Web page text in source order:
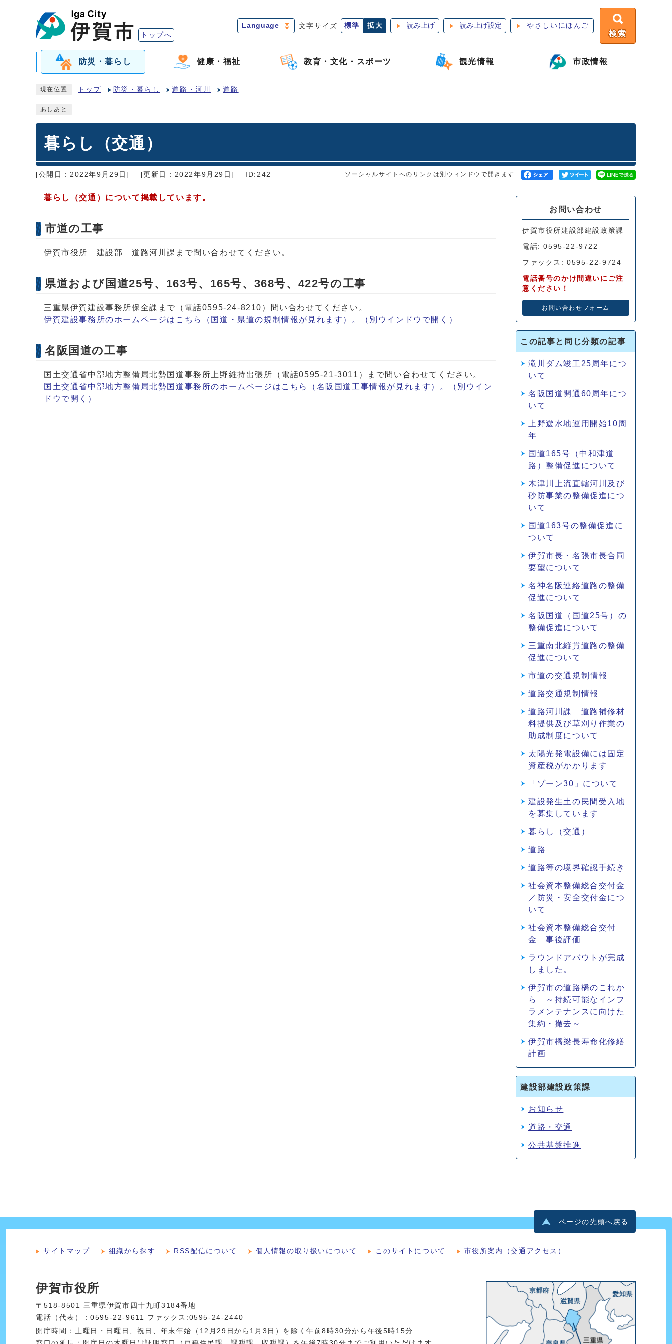
トップへ
Language 文字サイズ 標準 拡大 読み上げ 読み上げ設定 やさしいにほんご
検索
防災・暮らし 健康・福祉 教育・文化・スポーツ 観光情報 市政情報
現在位置 トップ 防災・暮らし 道路・河川 道路
あしあと
暮らし（交通）
[公開日：2022年9月29日] [更新日：2022年9月29日] ID:242 ソーシャルサイトへのリンクは別ウィンドウで開きます
暮らし（交通）について掲載しています。
市道の工事
伊賀市役所 建設部 道路河川課まで問い合わせてください。
県道および国道25号、163号、165号、368号、422号の工事
三重県伊賀建設事務所保全課まで（電話0595-24-8210）問い合わせてください。
伊賀建設事務所のホームページはこちら（国道・県道の規制情報が見れます）。
（別ウインドウで開く）
名阪国道の工事
国土交通省中部地方整備局北勢国道事務所上野維持出張所（電話0595-21-3011）まで問い合わせてください。
国土交通省中部地方整備局北勢国道事務所のホームページはこちら（名阪国道工事情報が見れます）。
（別ウイン
ドウで開く）
お問い合わせ
伊賀市役所建設部建設政策課
電話: 0595-22-9722
ファックス: 0595-22-9724
電話番号のかけ間違いにご注
意ください！
お問い合わせフォーム
この記事と同じ分類の記事
滝川ダム竣工25周年につ
いて
名阪国道開通60周年につ
いて
上野遊水地運用開始10周
年
国道165号（中和津道
路）整備促進について
木津川上流直轄河川及び
砂防事業の整備促進につ
いて
国道163号の整備促進に
ついて
伊賀市長・名張市長合同
要望について
名神名阪連絡道路の整備
促進について
名阪国道（国道25号）の
整備促進について
三重南北縦貫道路の整備
促進について
市道の交通規制情報
道路交通規制情報
道路河川課 道路補修材
料提供及び草刈り作業の
助成制度について
太陽光発電設備には固定
資産税がかかります
「ゾーン30」について
建設発生土の民間受入地
を募集しています
暮らし（交通）
道路
道路等の境界確認手続き
社会資本整備総合交付金
／防災・安全交付金につ
いて
社会資本整備総合交付
金 事後評価
ラウンドアバウトが完成
しました。
伊賀市の道路橋のこれか
ら ～持続可能なインフ
ラメンテナンスに向けた
集約・撤去～
伊賀市橋梁長寿命化修繕
計画
建設部建設政策課
お知らせ
道路・交通
公共基盤推進
ページの先頭へ戻る
サイトマップ 組織から探す RSS配信について 個人情報の取り扱いについて このサイトについて 市役所案内（交通アクセス）
伊賀市役所
〒518-8501 三重県伊賀市四十九町3184番地
電話（代表）：0595-22-9611 ファックス:0595-24-2440
開庁時間：土曜日・日曜日、祝日、年末年始（12月29日から1月3日）を除く午前8時30分から午後5時15分